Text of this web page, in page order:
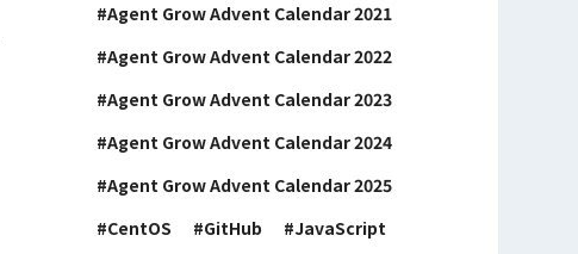
Agent Grow Advent Calendar 2021
Agent Grow Advent Calendar 2022
Agent Grow Advent Calendar 2023
Agent Grow Advent Calendar 2024
Agent Grow Advent Calendar 2025
CentOS
GitHub
JavaScript